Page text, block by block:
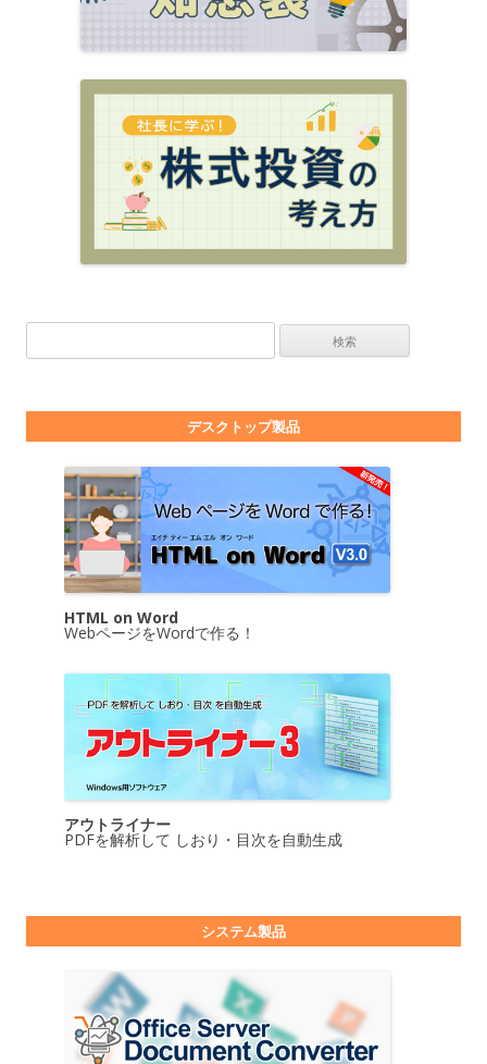
デスクトップ製品
HTML on Word
WebページをWordで作る！
アウトライナー
PDFを解析して しおり・目次を自動生成
システム製品